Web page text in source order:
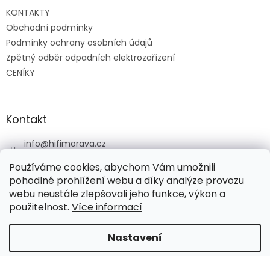
Používáme cookies, abychom Vám umožnili
pohodlné prohlížení webu a díky analýze provozu
webu neustále zlepšovali jeho funkce, výkon a
použitelnost. Více informací
Nastavení
KONTAKTY
Obchodní podmínky
Podmínky ochrany osobních údajů
Zpětný odběr odpadních elektrozařízení
CENÍKY
Kontakt
info@hifimorava.cz
+420 722 705 125
+420 774 037 152
HI-FI Morava
Vytvořil Shoptet